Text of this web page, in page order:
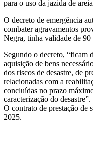
para o uso da jazida de
O decreto de emergência
combater agravamentos
Negra, tinha validade de
Segundo o decreto, “ficam
aquisição de bens
dos riscos de desastre, de
relacionadas com a
concluídas no prazo
caracterização do desastre”.
O contrato de prestação de
2025.